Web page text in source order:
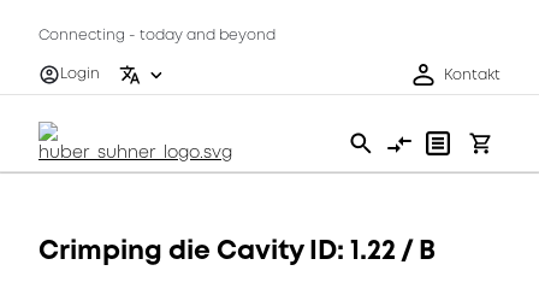
Connecting - today and beyond
Login
Kontakt
Crimping die Cavity ID: 1.22 / B